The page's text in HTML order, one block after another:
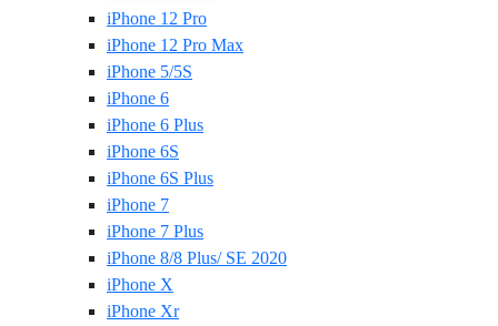
iPhone 12 Pro
iPhone 12 Pro Max
iPhone 5/5S
iPhone 6
iPhone 6 Plus
iPhone 6S
iPhone 6S Plus
iPhone 7
iPhone 7 Plus
iPhone 8/8 Plus/ SE 2020
iPhone X
iPhone Xr